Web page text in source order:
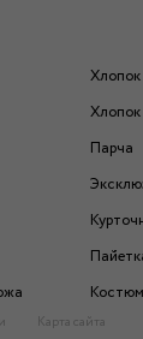
Парча
Карта сайта